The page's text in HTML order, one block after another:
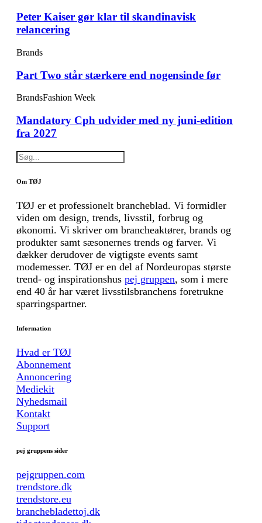
Peter Kaiser gør klar til skandinavisk
relancering
Brands
Part Two står stærkere end nogensinde før
BrandsFashion Week
Mandatory Cph udvider med ny juni-edition
fra 2027
Om TØJ
TØJ er et professionelt brancheblad. Vi formidler
viden om design, trends, livsstil, forbrug og
økonomi. Vi skriver om brancheaktører, brands og
produkter samt sæsonernes trends og farver. Vi
dækker derudover de vigtigste events samt
modemesser. TØJ er en del af Nordeuropas største
trend- og inspirationshus pej gruppen, som i mere
end 40 år har været livsstilsbranchens foretrukne
sparringspartner.
Information
Hvad er TØJ
Abonnement
Annoncering
Mediekit
Nyhedsmail
Kontakt
Support
pej gruppens sider
pejgruppen.com
trendstore.dk
trendstore.eu
branchebladettoj.dk